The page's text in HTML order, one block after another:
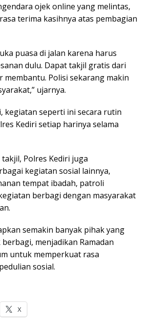
ojek online yang melintas,
terima kasihnya atas pembagian
puasa di jalan karena harus
dulu. Dapat takjil gratis dari
membantu. Polisi sekarang makin
ujarnya.
kegiatan seperti ini secara rutin
Kediri setiap harinya selama
Polres Kediri juga
kegiatan sosial lainnya,
tempat ibadah, patroli
berbagi dengan masyarakat
semakin banyak pihak yang
menjadikan Ramadan
untuk memperkuat rasa
sosial.
X